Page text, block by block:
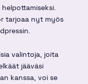
tarjoaa nyt myös
valintoja, joita
jääväsi
kanssa, voi se